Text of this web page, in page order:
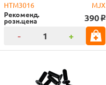
HTM3016
MJX
Рекоменд.
розн.цена 390 o
- +